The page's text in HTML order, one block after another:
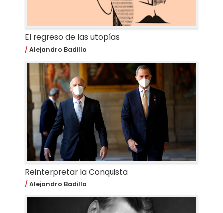
El regreso de las utopías
Alejandro Badillo
Reinterpretar la Conquista
Alejandro Badillo